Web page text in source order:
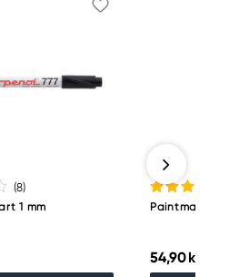
(8)
1 mm Paintmarker
54,90 kr